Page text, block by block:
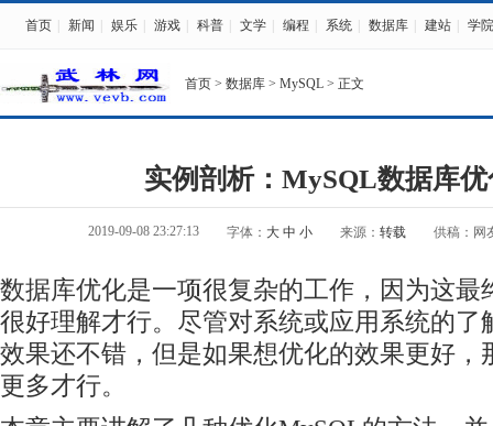
首页 新闻 娱乐 游戏 科普 文学 编程 系统 数据库 建站 学院
首页 > 数据库 > MySQL > 正文
实例剖析：MySQL数据库
2019-09-08 23:27:13 字体： 大 中 小 来源： 转载 供稿：网
数据库优化是一项很复杂的工作，因为这最
很好理解才行。尽管对系统或应用系统的了
效果还不错，但是如果想优化的效果更好，
更多才行。